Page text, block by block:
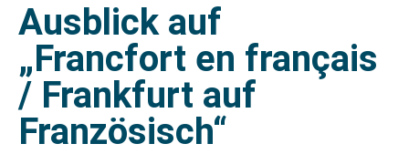
Ausblick auf
„Francfort en français
/ Frankfurt auf
Französisch“